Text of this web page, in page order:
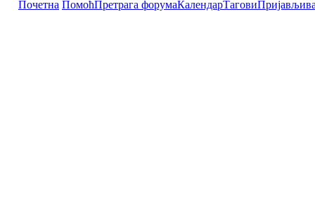
Почетна ПомоћПретрага форумаКалендарТагови